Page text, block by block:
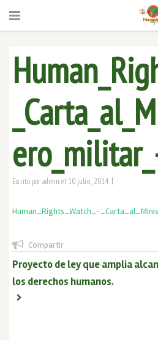
Escrito poradmin el 10 julio, 2014 |
Human_Rights_Watch_-
Compartir
Proyecto de ley que amplia
los derechos humanos.